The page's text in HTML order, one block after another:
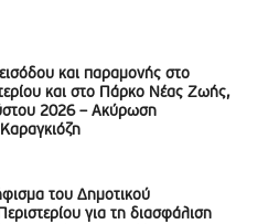
και παραμονής στο
και στο Πάρκο Νέας Ζωής,
2026 – Ακύρωση
του Δημοτικού
για τη διασφάλιση